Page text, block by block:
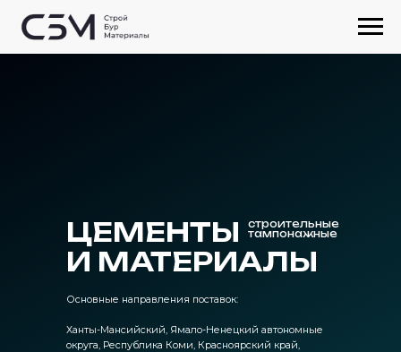
Основные направления поставок:
Ханты-Мансийский, Ямало-Ненецкий автономные
округа, Республика Коми, Красноярский край,
ЦЕМЕНТЫ
И МАТЕРИАЛЫ
строительные
тампонажные